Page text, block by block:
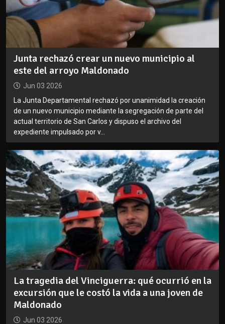
Junta rechazó crear un nuevo municipio al
este del arroyo Maldonado
Jun 03 2026
La Junta Departamental rechazó por unanimidad la creación
de un nuevo municipio mediante la segregación de parte del
actual territorio de San Carlos y dispuso el archivo del
expediente impulsado por v...
La tragedia del Vinciguerra: qué ocurrió en la
excursión que le costó la vida a una joven de
Maldonado
Jun 03 2026